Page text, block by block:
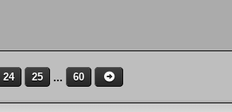
24 25 ... 60